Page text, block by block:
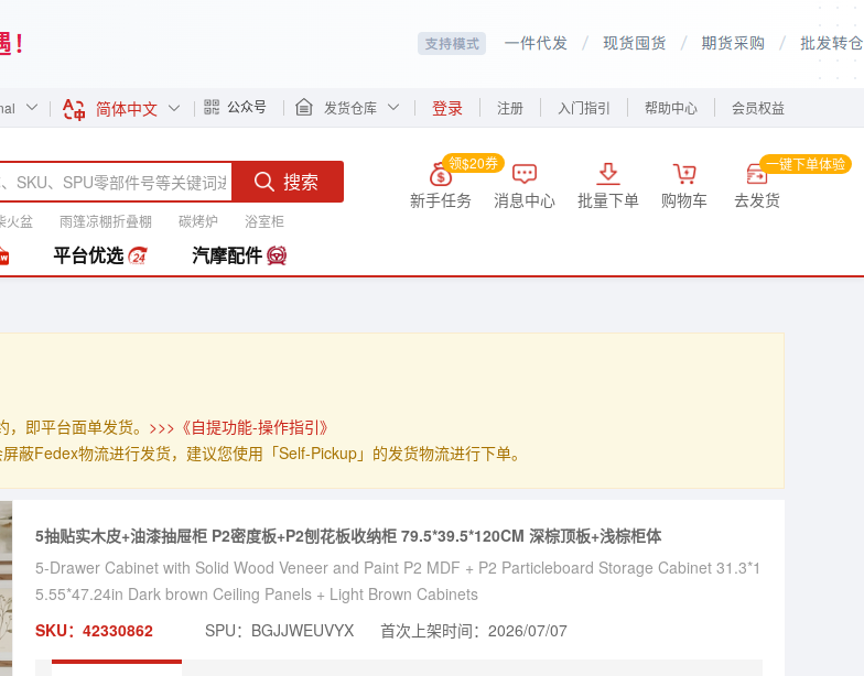
简体中文 公众号 发货仓库 登录 注册 入门指引 帮助中心 会员权益
搜索
火盆 雨篷凉棚折叠棚 碳烤炉
浴室柜
新手任务
领$20券
消息中心 批量下单 购物车 去发货
一键下单体验
平台优选 汽摩配件
即平台面单发货。 >>>《自提功能-操作指引》
Fedex物流进行发货，建议您使用「Self-Pickup」的发货物流进行下单。
5抽贴实木皮+油漆抽屉柜 P2密度板+P2刨花板收纳柜 79.5*39.5*120CM 深棕顶板+浅棕柜体
5-Drawer Cabinet with Solid Wood Veneer and Paint P2 MDF + P2 Particleboard Storage Cabinet 31.3*1
5.55*47.24in Dark brown Ceiling Panels + Light Brown Cabinets
SKU：42330862
SPU：BGJJWEUVYX 首次上架时间：2026/07/07